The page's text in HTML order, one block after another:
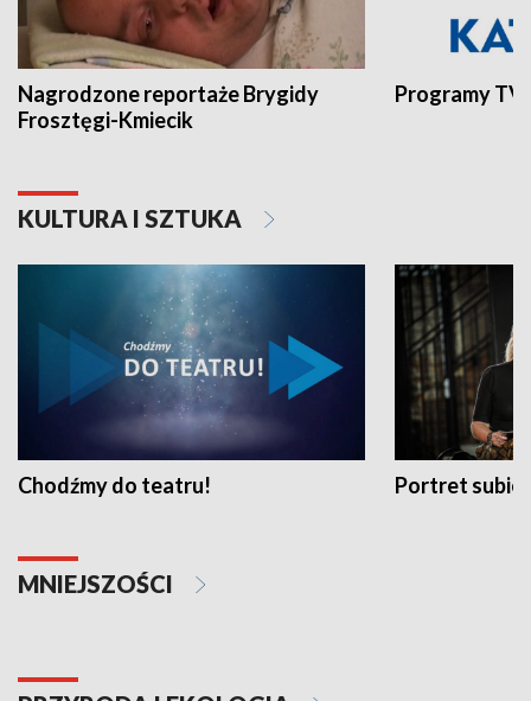
Nagrodzone reportaże Brygidy
Frosztęgi-Kmiecik
Programy
KULTURA I SZTUKA
Chodźmy do teatru! Portret
MNIEJSZOŚCI